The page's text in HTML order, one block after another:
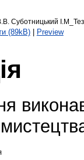
Суботницький
(89kB)| Preview